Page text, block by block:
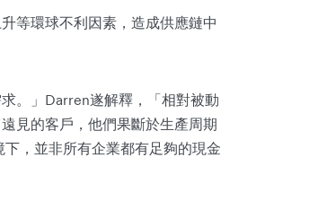
等環球不利因素，造成供應鏈中
。」Darren遂解釋，「相對被動
見的客戶，他們果斷於生產周期
，並非所有企業都有足夠的現金